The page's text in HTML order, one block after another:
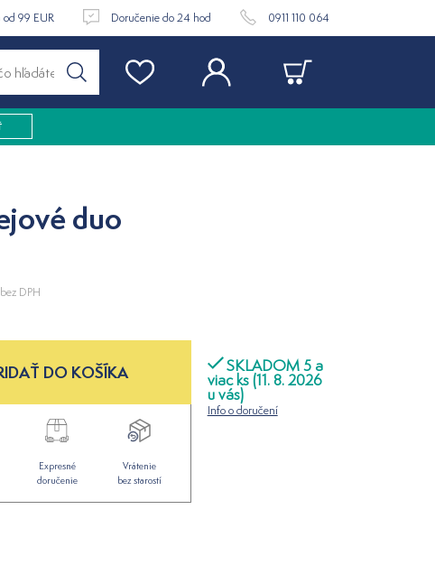
od 99 EUR Doručenie do 24 hod 0911 110 064
duo
bez DPH
SKLADOM 5 a
viac ks (11. 8. 2026
u vás)
Info o doručení
DO KOŠÍKA
Expresné
doručenie
Vrátenie
bez starostí